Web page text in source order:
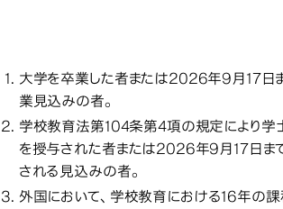
大学を卒業した者または2026年9月17日
業見込みの者。
学校教育法第104条第4項の規定により学
を授与された者または2026年9月17日ま
される見込みの者。
外国において、学校教育における16年の